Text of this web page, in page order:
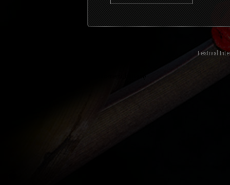
Festival